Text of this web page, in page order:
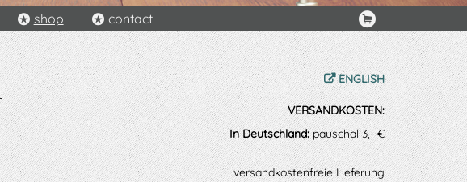
shop contact
ENGLISH
VERSANDKOSTEN:
In Deutschland:pauschal 3,- €
versandkostenfreie Lieferung